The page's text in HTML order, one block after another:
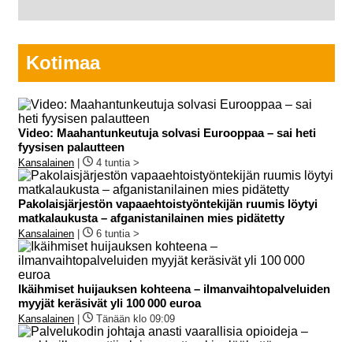
Kotimaa
Video: Maahantunkeutuja solvasi Eurooppaa – sai heti
fyysisen palautteen
Kansalainen 4 tuntia >
Pakolaisjärjestön vapaaehtoistyöntekijän ruumis löytyi
matkalaukusta – afganistanilainen mies pidätetty
Kansalainen 6 tuntia >
Ikäihmiset huijauksen kohteena – ilmanvaihtopalveluiden
myyjät keräsivät yli 100 000 euroa
Kansalainen Tänään klo 09:09